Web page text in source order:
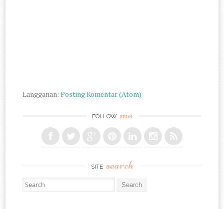
Langganan:Posting Komentar (Atom)
FOLLOW me
SITE search
Search for: